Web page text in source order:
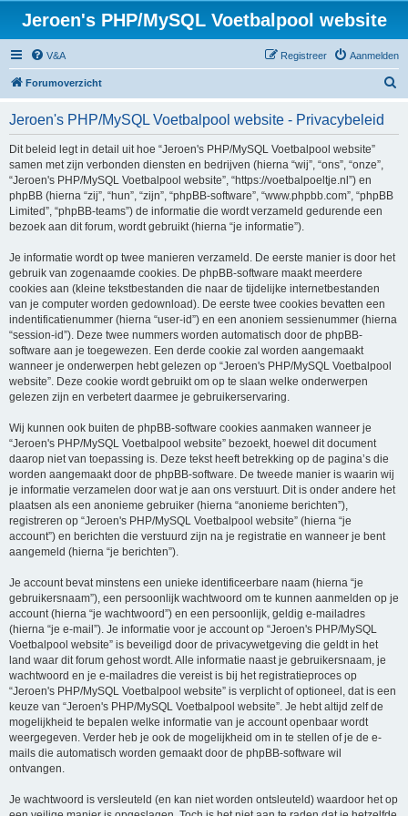
Jeroen's PHP/MySQL Voetbalpool website
V&A Aanmelden
Registreer
Forumoverzicht
Jeroen's PHP/MySQL Voetbalpool website - Privacybeleid
Dit beleid legt in detail uit hoe “Jeroen's PHP/MySQL Voetbalpool website”
samen met zijn verbonden diensten en bedrijven (hierna “wij”, “ons”, “onze”,
“Jeroen's PHP/MySQL Voetbalpool website”, “https://voetbalpoeltje.nl”) en
phpBB (hierna “zij”, “hun”, “zijn”, “phpBB-software”, “www.phpbb.com”, “phpBB
Limited”, “phpBB-teams”) de informatie die wordt verzameld gedurende een
bezoek aan dit forum, wordt gebruikt (hierna “je informatie”).
Je informatie wordt op twee manieren verzameld. De eerste manier is door het
gebruik van zogenaamde cookies. De phpBB-software maakt meerdere
cookies aan (kleine tekstbestanden die naar de tijdelijke internetbestanden
van je computer worden gedownload). De eerste twee cookies bevatten een
indentificatienummer (hierna “user-id”) en een anoniem sessienummer (hierna
“session-id”). Deze twee nummers worden automatisch door de phpBB-
software aan je toegewezen. Een derde cookie zal worden aangemaakt
wanneer je onderwerpen hebt gelezen op “Jeroen's PHP/MySQL Voetbalpool
website”. Deze cookie wordt gebruikt om op te slaan welke onderwerpen
gelezen zijn en verbetert daarmee je gebruikerservaring.
Wij kunnen ook buiten de phpBB-software cookies aanmaken wanneer je
“Jeroen's PHP/MySQL Voetbalpool website” bezoekt, hoewel dit document
daarop niet van toepassing is. Deze tekst heeft betrekking op de pagina’s die
worden aangemaakt door de phpBB-software. De tweede manier is waarin wij
je informatie verzamelen door wat je aan ons verstuurt. Dit is onder andere het
plaatsen als een anonieme gebruiker (hierna “anonieme berichten”),
registreren op “Jeroen's PHP/MySQL Voetbalpool website” (hierna “je
account”) en berichten die verstuurd zijn na je registratie en wanneer je bent
aangemeld (hierna “je berichten”).
Je account bevat minstens een unieke identificeerbare naam (hierna “je
gebruikersnaam”), een persoonlijk wachtwoord om te kunnen aanmelden op je
account (hierna “je wachtwoord”) en een persoonlijk, geldig e-mailadres
(hierna “je e-mail”). Je informatie voor je account op “Jeroen's PHP/MySQL
Voetbalpool website” is beveiligd door de privacywetgeving die geldt in het
land waar dit forum gehost wordt. Alle informatie naast je gebruikersnaam, je
wachtwoord en je e-mailadres die vereist is bij het registratieproces op
“Jeroen's PHP/MySQL Voetbalpool website” is verplicht of optioneel, dat is een
keuze van “Jeroen's PHP/MySQL Voetbalpool website”. Je hebt altijd zelf de
mogelijkheid te bepalen welke informatie van je account openbaar wordt
weergegeven. Verder heb je ook de mogelijkheid om in te stellen of je de e-
mails die automatisch worden gemaakt door de phpBB-software wil
ontvangen.
Je wachtwoord is versleuteld (en kan niet worden ontsleuteld) waardoor het op